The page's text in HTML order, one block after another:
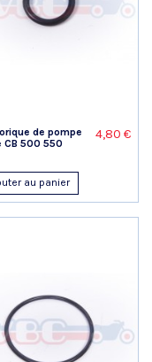
de pompe
CB 500 550
4,80 €
au panier